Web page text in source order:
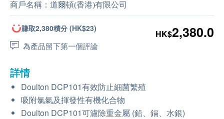
商戶名稱： 道爾頓(香港)有限公司
賺取2,380積分 (HK$23)
為產品留下第一個評論
HK$2,380.0
詳情
Doulton DCP101有效防止細菌繁殖
吸附氯氣及揮發性有機化合物
Doulton DCP101可濾除重金屬 (鉛、鎘、水銀)